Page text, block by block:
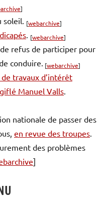
]
soleil. [webarchive]
[webarchive]
refus de participer pour
conduire. [webarchive]
travaux d’intérêt
giflé Manuel Valls
nationale de passer des
en revue des troupes
des problèmes
]